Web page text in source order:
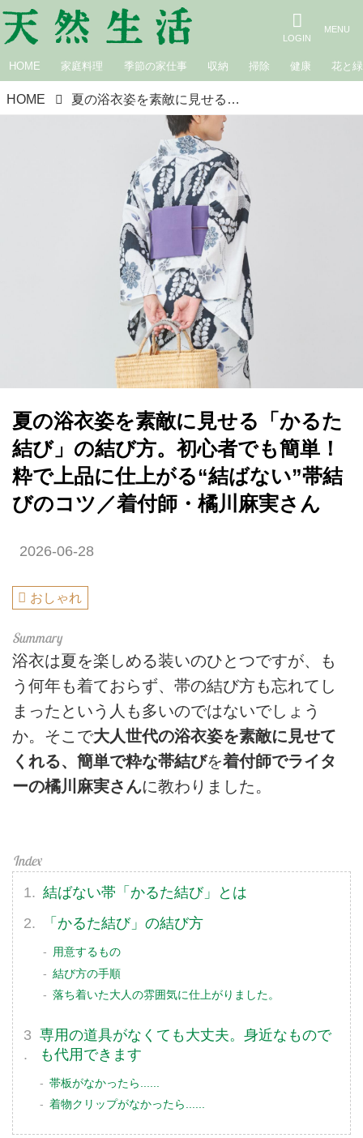
HOME 家庭料理 季節の家仕事 収納 掃除 健康 花と緑
HOME 夏の浴衣姿を素敵に見せる「かるた結び」の結び方。初心者でも簡単！粋で上品に仕上がる“結ばない”帯結びのコツ／着付師・橘川麻実さん
夏の浴衣姿を素敵に見せる「かるた
結び」の結び方。初心者でも簡単！
粋で上品に仕上がる“結ばない”帯結
びのコツ／着付師・橘川麻実さん
2026-06-28
おしゃれ
浴衣は夏を楽しめる装いのひとつですが、も
う何年も着ておらず、帯の結び方も忘れてし
まったという人も多いのではないでしょう
か。そこで大人世代の浴衣姿を素敵に見せて
くれる、簡単で粋な帯結びを着付師でライタ
ーの橘川麻実さんに教わりました。
結ばない帯「かるた結び」とは
「かるた結び」の結び方
用意するもの
結び方の手順
落ち着いた大人の雰囲気に仕上がりました。
専用の道具がなくても大丈夫。身近なもので
も代用できます
帯板がなかったら......
着物クリップがなかったら......